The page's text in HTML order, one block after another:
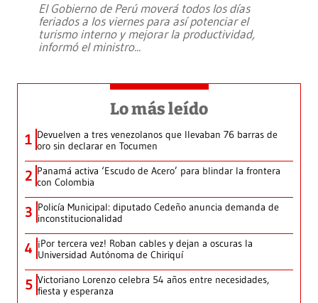
El Gobierno de Perú moverá todos los días
feriados a los viernes para así potenciar el
turismo interno y mejorar la productividad,
informó el ministro...
Lo más leído
1 Devuelven a tres venezolanos que llevaban 76 barras de
oro sin declarar en Tocumen
2 Panamá activa ‘Escudo de Acero’ para blindar la frontera
con Colombia
3 Policía Municipal: diputado Cedeño anuncia demanda de
inconstitucionalidad
4 ¡Por tercera vez! Roban cables y dejan a oscuras la
Universidad Autónoma de Chiriquí
5 Victoriano Lorenzo celebra 54 años entre necesidades,
fiesta y esperanza